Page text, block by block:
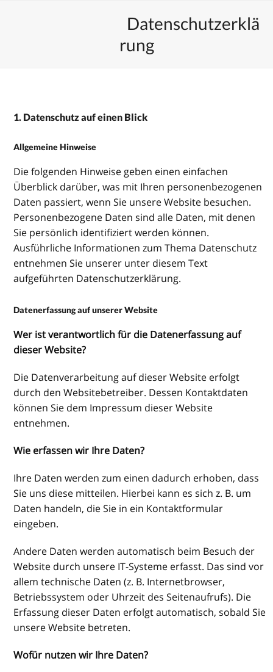
Datenschutzerklä
rung
1. Datenschutz auf einen Blick
Allgemeine Hinweise
Die folgenden Hinweise geben einen einfachen
Überblick darüber, was mit Ihren personenbezogenen
Daten passiert, wenn Sie unsere Website besuchen.
Personenbezogene Daten sind alle Daten, mit denen
Sie persönlich identifiziert werden können.
Ausführliche Informationen zum Thema Datenschutz
entnehmen Sie unserer unter diesem Text
aufgeführten Datenschutzerklärung.
Datenerfassung auf unserer Website
Wer ist verantwortlich für die Datenerfassung auf
dieser Website?
Die Datenverarbeitung auf dieser Website erfolgt
durch den Websitebetreiber. Dessen Kontaktdaten
können Sie dem Impressum dieser Website
entnehmen.
Wie erfassen wir Ihre Daten?
Ihre Daten werden zum einen dadurch erhoben, dass
Sie uns diese mitteilen. Hierbei kann es sich z. B. um
Daten handeln, die Sie in ein Kontaktformular
eingeben.
Andere Daten werden automatisch beim Besuch der
Website durch unsere IT-Systeme erfasst. Das sind vor
allem technische Daten (z. B. Internetbrowser,
Betriebssystem oder Uhrzeit des Seitenaufrufs). Die
Erfassung dieser Daten erfolgt automatisch, sobald Sie
unsere Website betreten.
Wofür nutzen wir Ihre Daten?